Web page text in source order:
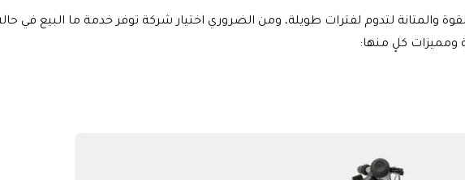
والمتانة لتدوم لفترات طويلة، ومن الضروري اختيار شركة توفر خدمة ما البيع في
ومميزات كلٍ منها: